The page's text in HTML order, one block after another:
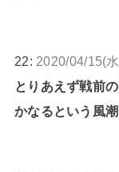
22: 2020/04/15(
とりあえず戦前
かなるという風潮